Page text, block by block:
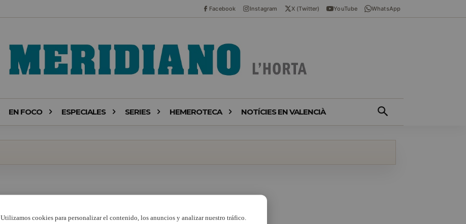
Facebook Instagram X (Twitter) YouTube WhatsApp
EN FOCO ESPECIALES SERIES HEMEROTECA NOTÍCIES EN VALENCIÀ
Utilizamos cookies para personalizar el contenido, los anuncios y analizar nuestro tráfico.